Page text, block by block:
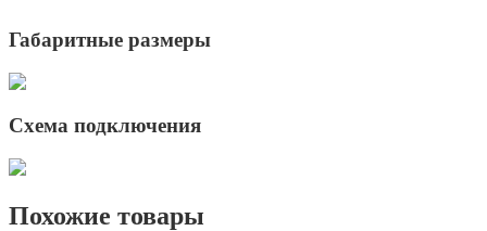
Габаритные размеры
Схема подключения
Похожие товары